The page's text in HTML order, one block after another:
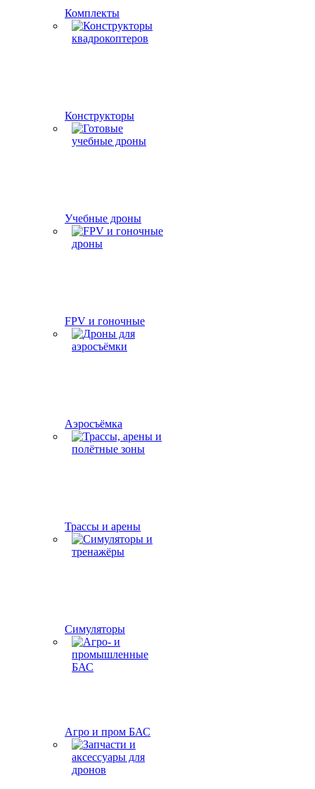
Комплекты
Конструкторы
Учебные дроны
FPV и гоночные
Аэросъёмка
Трассы и арены
Симуляторы
Агро и пром БАС